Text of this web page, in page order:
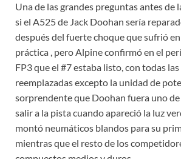
Una de las grandes preguntas antes de
si el A525 de Jack Doohan sería
después del fuerte choque que sufrió
práctica , pero Alpine confirmó en el
FP3 que el #7 estaba listo, con todas las
reemplazadas excepto la unidad de
sorprendente que Doohan fuera uno
salir a la pista cuando apareció la luz
montó neumáticos blandos para su
mientras que el resto de los